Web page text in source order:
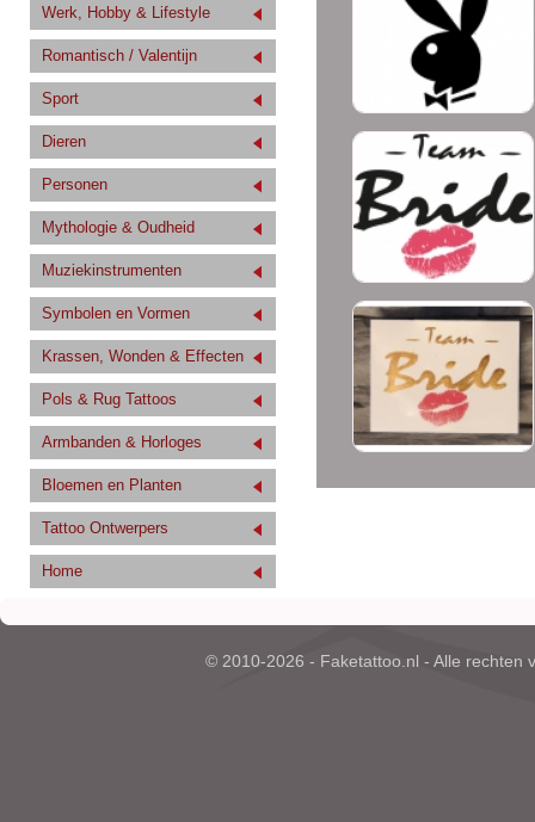
Werk, Hobby & Lifestyle
Romantisch / Valentijn
Sport
Dieren
Personen
Mythologie & Oudheid
Muziekinstrumenten
Symbolen en Vormen
Krassen, Wonden & Effecten
Pols & Rug Tattoos
Armbanden & Horloges
Bloemen en Planten
Tattoo Ontwerpers
Home
© 2010-2026 - Faketattoo.nl - Alle rechten